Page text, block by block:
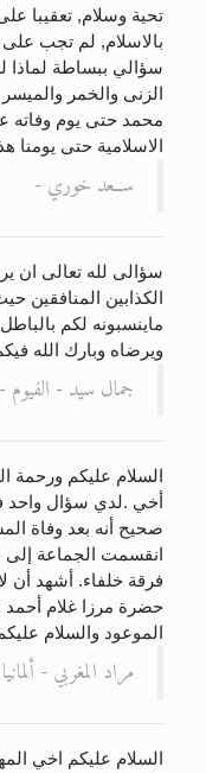
تحية وسلام, تعقيبا
بالاسلام, لم تجب
سؤالي ببساطة لماذا
الزنى والخمر
محمد حتى يوم وفاته
الاسلامية حتى يومنا
ســعد خوري -
سؤالى لله تعالى ان
الكذابين المنافقين
ماينسبونه لكم
ويرضاه وبارك الله
جمال سيد - الفيوم
السلام عليكم ورحمة
أخي .لدي سؤال واحد
صحيح أنه بعد وفاة
انقسمت الجماعة إلى
فرقة خلفاء. أشهد أن
حضرة مرزا غلام أحمد
الموعود والسلام
مراد المغربي - ألمانيا
السلام عليكم اخي